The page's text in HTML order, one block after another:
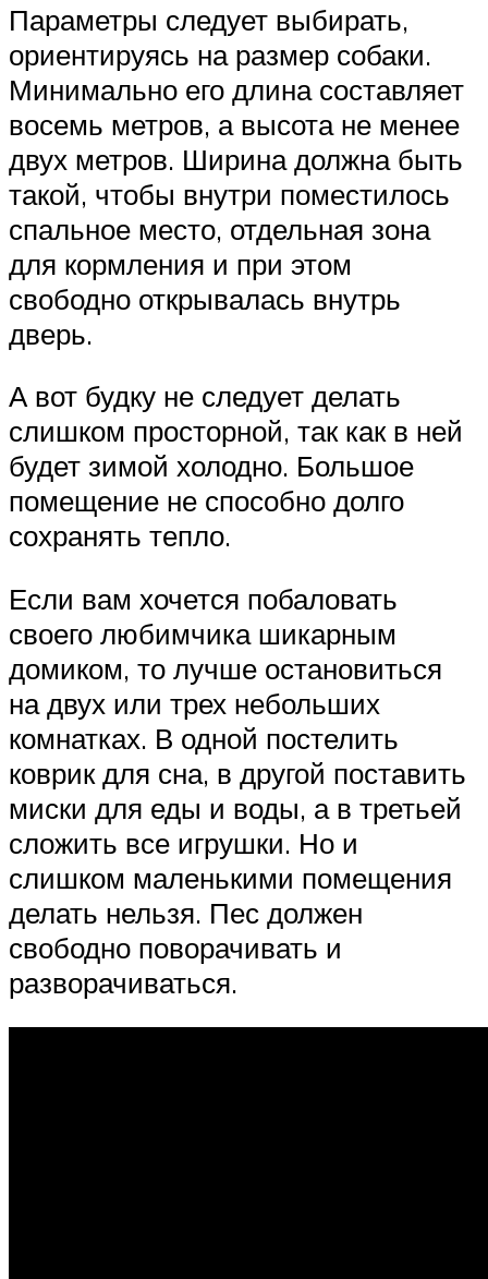
Параметры следует выбирать,
ориентируясь на размер собаки.
Минимально его длина составляет
восемь метров, а высота не менее
двух метров. Ширина должна быть
такой, чтобы внутри поместилось
спальное место, отдельная зона
для кормления и при этом
свободно открывалась внутрь
дверь.
А вот будку не следует делать
слишком просторной, так как в ней
будет зимой холодно. Большое
помещение не способно долго
сохранять тепло.
Если вам хочется побаловать
своего любимчика шикарным
домиком, то лучше остановиться
на двух или трех небольших
комнатках. В одной постелить
коврик для сна, в другой поставить
миски для еды и воды, а в третьей
сложить все игрушки. Но и
слишком маленькими помещения
делать нельзя. Пес должен
свободно поворачивать и
разворачиваться.